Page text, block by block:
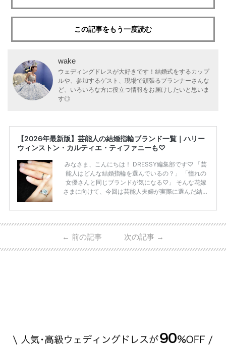
この記事をもう一度読む
wake
ウェディングドレスが大好きです！結婚式をするカップ
ルや、参加するゲスト、現場で頑張るプランナーさんな
ど、いろいろな方に役立つ情報をお届けしたいと思いま
す◎
【2026年最新版】芸能人の結婚指輪ブランド一覧｜ハリー
ウィンストン・カルティエ・ティファニーも♡
みなさま、こんにちは！ DRESSY編集部です♡ 「芸
能人はどんな結婚指輪を選んでいるの？」 「憧れの
女優さんと同じブランドが気になる♡」 そんな花嫁
さまに向けて、今回は芸能人夫婦が実際に選んだ結婚
ーウィンストンやカルティエ、ティファニーなど世界
日本で人気のブランドまで幅広くご紹介。 さらに、
・愛用している芸能人夫婦 ・リングの特徴や魅力 ・
← 前の記事 次の記事 →